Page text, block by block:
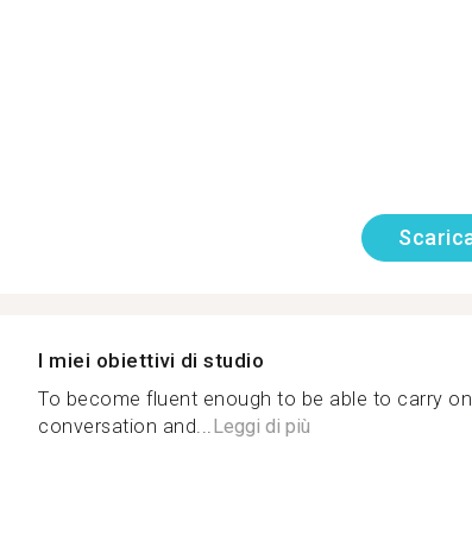
I miei obiettivi di studio
To become fluent enough to be able to carry on
conversation and...Leggi di più